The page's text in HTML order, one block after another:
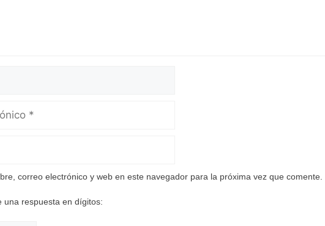
correo electrónico y web en este navegador para la próxima vez que comente.
una respuesta en dígitos: